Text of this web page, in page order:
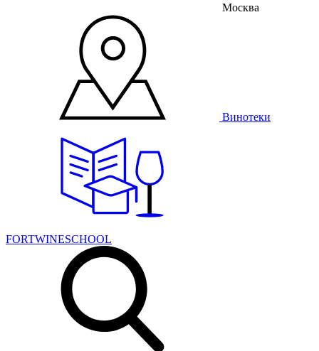
Москва
Винотеки
FORTWINESCHOOL